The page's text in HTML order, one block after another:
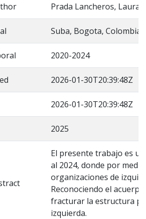
Prada Lancheros, Laura
Suba, Bogota, Colombia
2020-2024
2026-01-30T20:39:48Z
2026-01-30T20:39:48Z
2025
El presente trabajo es
al 2024, donde por
organizaciones de
Reconociendo el
fracturar la estructura
izquierda.